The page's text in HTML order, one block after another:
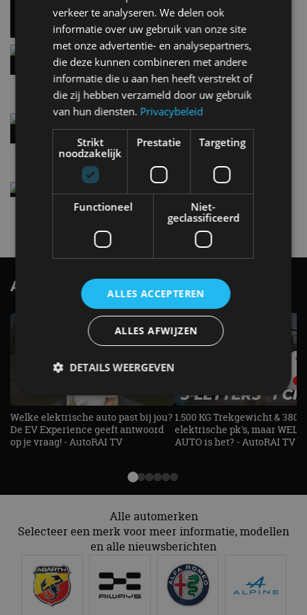
5 aug
Hennessey Blackbird krijgt atmosferische V8 en
handbak: soms is eenvoud leuker
5 aug
Audi A2 e-Tron mikt op verbruik van 12,8 kWh
per 100 kilometer
4 aug
AutoRAI.nl TV
Welke elektrische auto past bij jou?
De EV Experience geeft antwoord
op je vraag! - AutoRAI TV
1.500 KG Trekgewicht & 380
elektrische pk's, maar
AUTO is het? - AutoRAI TV
Alle automerken
Selecteer een merk voor meer informatie, modellen
en alle nieuwsberichten
verkeer te analyseren. We delen ook
informatie over uw gebruik van onze site
met onze advertentie- en analysepartners,
die deze kunnen combineren met andere
informatie die u aan hen heeft verstrekt of
die zij hebben verzameld door uw gebruik
van hun diensten. Privacybeleid
Strikt
noodzakelijk
Prestatie Targeting
Functioneel
Niet-
geclassificeerd
ALLES ACCEPTEREN
ALLES AFWIJZEN
DETAILS WEERGEVEN
Strikt noodzakelijk Prestatie
Targeting
Functioneel
Niet-geclassificeerd
kernfunctionaliteiten van de website mogelijk, zoals
strikt noodzakelijke cookies.
Naam
Aanbieder/
Domein
Vervaldatum
cf_clearance
Cloudflare,
.autorai.nl
vertrouwd